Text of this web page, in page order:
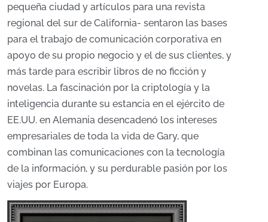
pequeña ciudad y artículos para una revista
regional del sur de California- sentaron las bases
para el trabajo de comunicación corporativa en
apoyo de su propio negocio y el de sus clientes, y
más tarde para escribir libros de no ficción y
novelas. La fascinación por la criptología y la
inteligencia durante su estancia en el ejército de
EE.UU. en Alemania desencadenó los intereses
empresariales de toda la vida de Gary, que
combinan las comunicaciones con la tecnología
de la información, y su perdurable pasión por los
viajes por Europa.